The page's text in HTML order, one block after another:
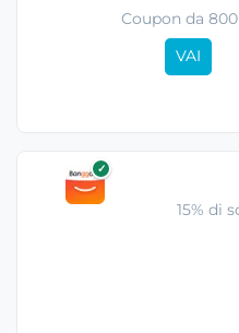
Coupon da
VAI
✓
15% di